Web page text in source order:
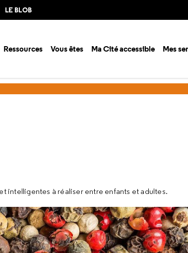
LE BLOB
Ressources Vous êtes Ma Cité accessible Mes
intelligentes à réaliser entre enfants et adultes.